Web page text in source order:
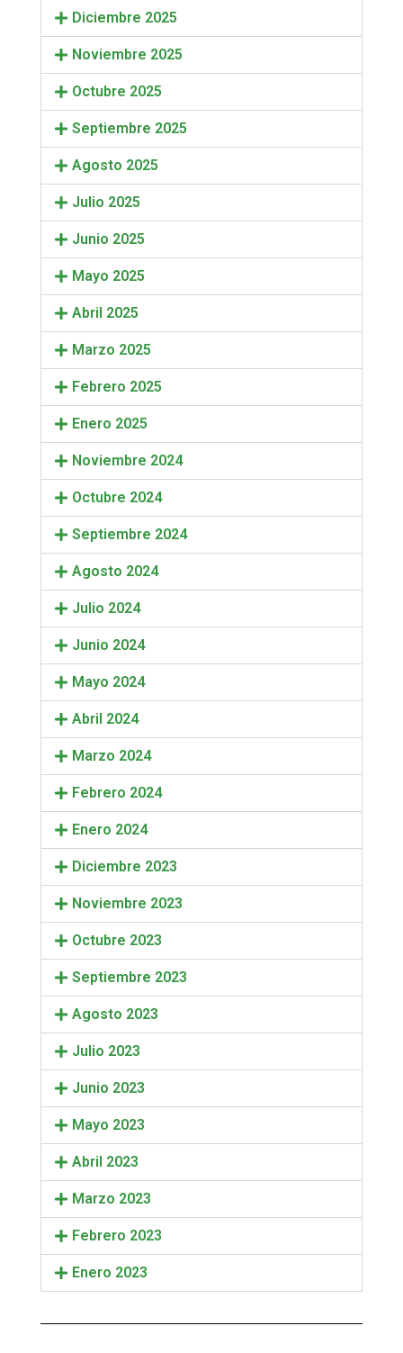
Diciembre 2025
Noviembre 2025
Octubre 2025
Septiembre 2025
Agosto 2025
Julio 2025
Junio 2025
Mayo 2025
Abril 2025
Marzo 2025
Febrero 2025
Enero 2025
Noviembre 2024
Octubre 2024
Septiembre 2024
Agosto 2024
Julio 2024
Junio 2024
Mayo 2024
Abril 2024
Marzo 2024
Febrero 2024
Enero 2024
Diciembre 2023
Noviembre 2023
Octubre 2023
Septiembre 2023
Agosto 2023
Julio 2023
Junio 2023
Mayo 2023
Abril 2023
Marzo 2023
Febrero 2023
Enero 2023